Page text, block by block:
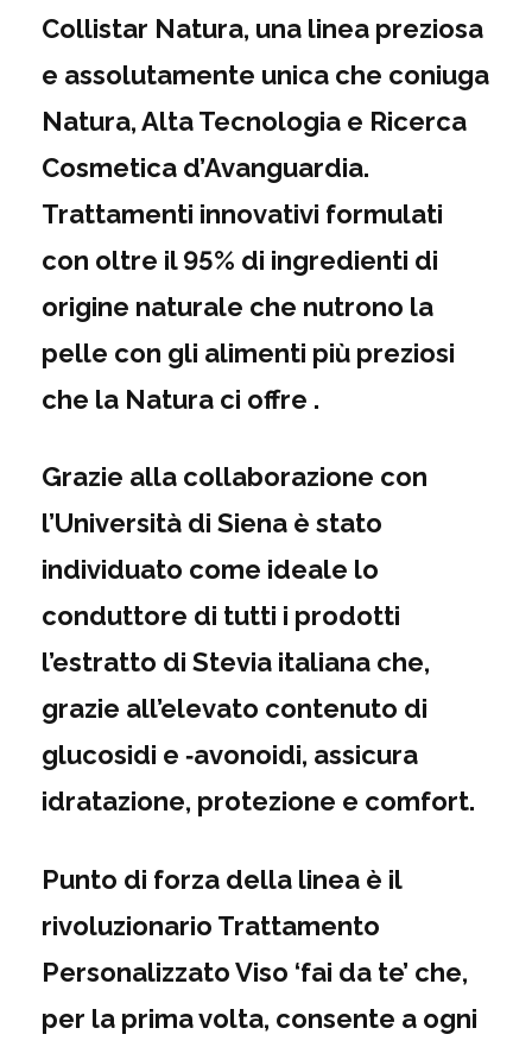
Collistar Natura, una linea preziosa
e assolutamente unica che coniuga
Natura, Alta Tecnologia e Ricerca
Cosmetica d’Avanguardia.
Trattamenti innovativi formulati
con oltre il 95% di ingredienti di
origine naturale che nutrono la
pelle con gli alimenti più preziosi
che la Natura ci offre .
Grazie alla collaborazione con
l’Università di Siena è stato
individuato come ideale ­lo
conduttore di tutti i prodotti
l’estratto di Stevia italiana che,
grazie all’elevato contenuto di
glucosidi e ‑avonoidi, assicura
idratazione, protezione e comfort.
Punto di forza della linea è il
rivoluzionario Trattamento
Personalizzato Viso ‘fai da te’ che,
per la prima volta, consente a ogni